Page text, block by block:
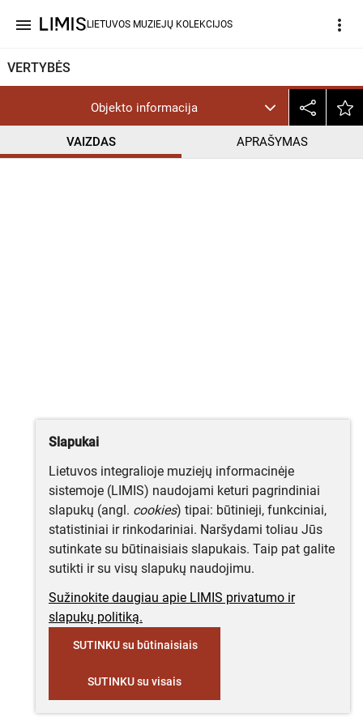
menu LIETUVOS MUZIEJŲ KOLEKCIJOS more_vert
VERTYBĖS
Objekto informacija
VAIZDAS APRAŠYMAS
CC BY-NC-ND
Slapukai
Lietuvos integralioje muziejų informacinėje
sistemoje (LIMIS) naudojami keturi pagrindiniai
slapukų (angl. cookies) tipai: būtinieji, funkciniai,
statistiniai ir rinkodariniai. Naršydami toliau Jūs
sutinkate su būtinaisiais slapukais. Taip pat galite
sutikti ir su visų slapukų naudojimu.
Sužinokite daugiau apie LIMIS privatumo ir
slapukų politiką.
SUTINKU su būtinaisiais
SUTINKU su visais